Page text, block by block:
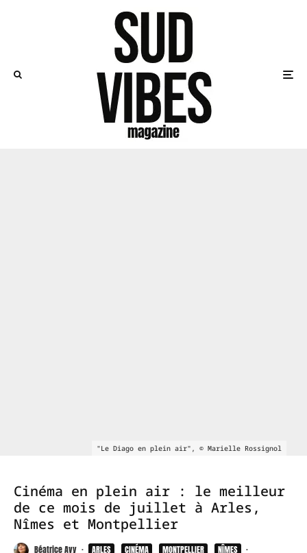
"Le Diago en plein air", © Marielle Rossignol
Cinéma en plein air : le meilleur
de ce mois de juillet à Arles,
Nîmes et Montpellier
Béatrice Avy · ARLES CINÉMA MONTPELLIER NÎMES
·